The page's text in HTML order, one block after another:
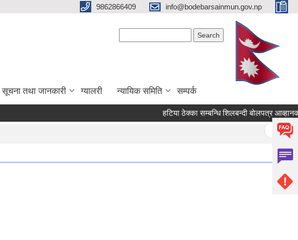
9862866409 info@bodebarsainmun.gov.np
सूचना तथा जानकारी ग्यालरी न्यायिक समिति सम्पर्क
हटिया ठेक्का सम्बन्धि शिलबन्दी बोलपत्र आव्हानको
« first